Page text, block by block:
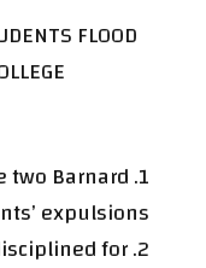
FLOOD
two Barnard
expulsions.
for